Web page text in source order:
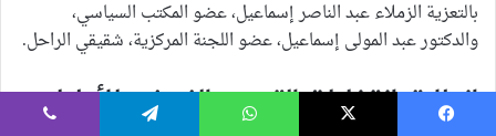
بالتعزية الزملاء عبد الناصر إسماعيل، عضو المكتب السياسي،
والدكتور عبد المولى إسماعيل، عضو اللجنة المركزية، شقيقي الراحل.
انطلاق انتخابات التجديد النصفي للأطباء